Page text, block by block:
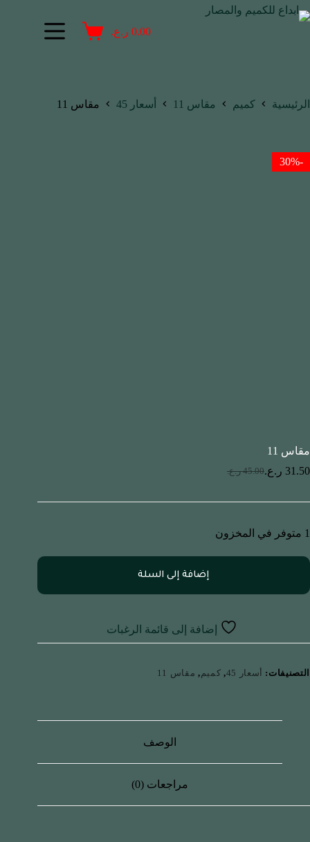
0.00 ر.ع.
الرئيسية كميم مقاس 11 أسعار 45 مقاس 11
-30%
مقاس 11
45.00 ر.ع. 31.50 ر.ع.
1 متوفر في المخزون
إضافة إلى السلة
إضافة إلى قائمة الرغبات
التصنيفات: أسعار 45 , كميم, مقاس 11
الوصف
مراجعات (0)